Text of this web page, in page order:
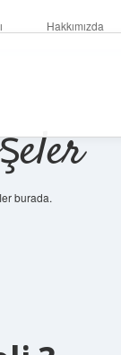
Hakkımızda
burada.